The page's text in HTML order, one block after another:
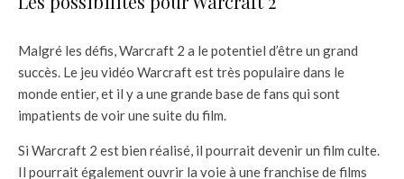
Malgré les défis, Warcraft 2 a le potentiel d’être un grand
succès. Le jeu vidéo Warcraft est très populaire dans le
monde entier, et il y a une grande base de fans qui sont
impatients de voir une suite du film.
Si Warcraft 2 est bien réalisé, il pourrait devenir un film culte.
Il pourrait également ouvrir la voie à une franchise de films